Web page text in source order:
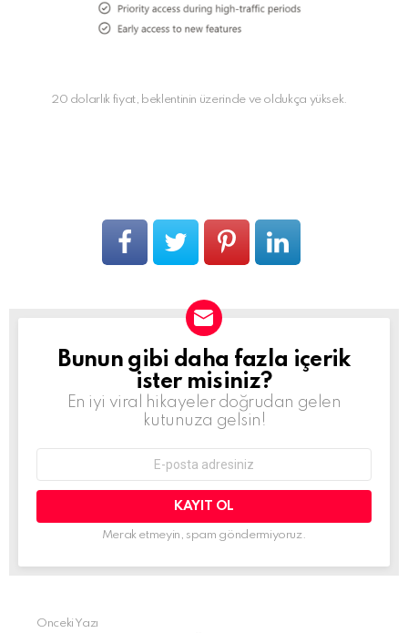
20 dolarlık fiyat, beklentinin üzerinde ve oldukça yüksek.
BÜLTEN
Bunun gibi daha fazla içerik
ister misiniz?
En iyi viral hikayeler doğrudan gelen
kutunuza gelsin!
adresi:
Merak etmeyin, spam göndermiyoruz.
DahaÖnceki Yazı